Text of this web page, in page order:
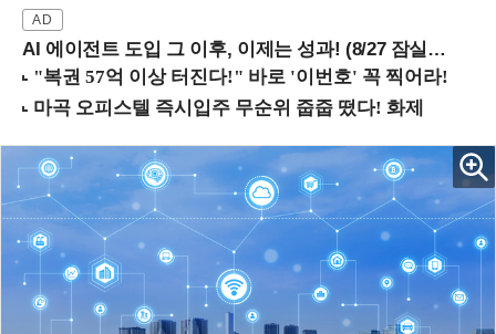
AI 에이전트 도입 그 이후, 이제는 성과! (8/27 잠실역)